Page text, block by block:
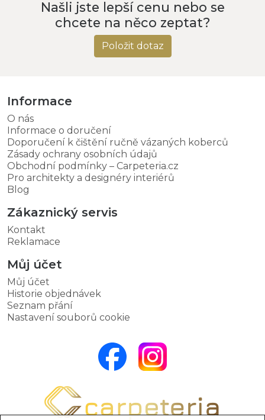
Našli jste lepší cenu nebo se
chcete na něco zeptat?
Položit dotaz
Informace
O nás
Informace o doručení
Doporučení k čištění ručně vázaných koberců
Zásady ochrany osobních údajů
Obchodní podmínky – Carpeteria.cz
Pro architekty a designéry interiérů
Blog
Zákaznický servis
Kontakt
Reklamace
Můj účet
Můj účet
Historie objednávek
Seznam přání
Nastavení souborů cookie